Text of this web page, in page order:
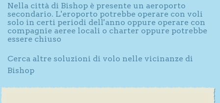
Nella città di Bishop è presente un aeroporto
secondario. L'eroporto potrebbe operare con voli
solo in certi periodi dell'anno oppure operare con
compagnie aeree locali o charter oppure potrebbe
essere chiuso
Cerca altre soluzioni di volo nelle vicinanze di
Bishop